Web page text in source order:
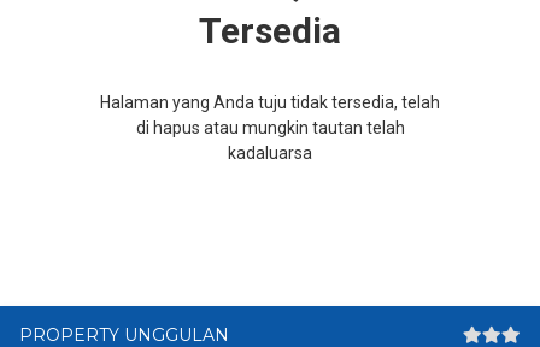
Tersedia
Halaman yang Anda tuju tidak tersedia, telah
di hapus atau mungkin tautan telah
kadaluarsa
PROPERTY UNGGULAN